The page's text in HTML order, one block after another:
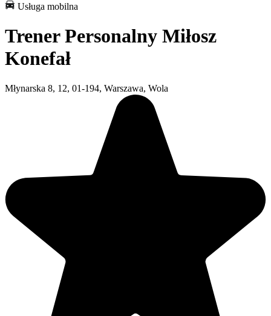
Usługa mobilna
Trener Personalny Miłosz
Konefał
Młynarska 8, 12, 01-194, Warszawa, Wola